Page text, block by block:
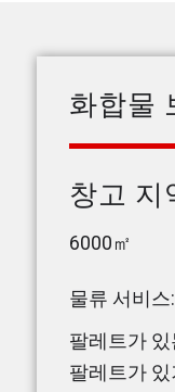
화합물
창고 지
6000㎡
물류 서비스:
팔레트가 있
팔레트가 있